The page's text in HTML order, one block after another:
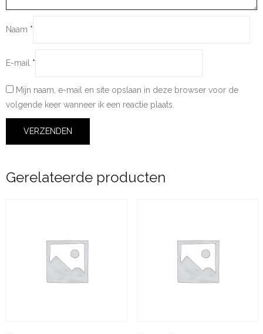
Naam *
E-mail *
Mijn naam, e-mail en site opslaan in deze browser voor de
volgende keer wanneer ik een reactie plaats.
Gerelateerde producten